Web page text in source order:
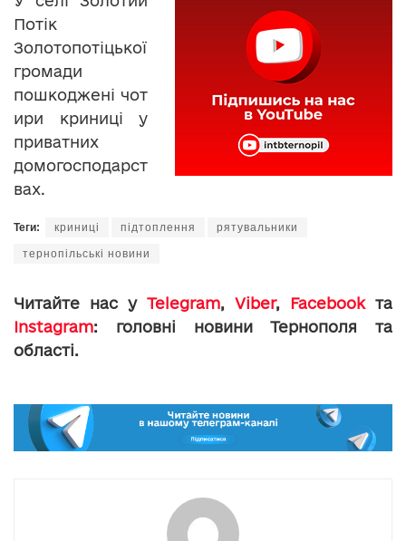
Потік
Золотопотіцької
громади
пошкоджені чот
ири криниці у
приватних
домогосподарст
вах.
Теги: криниці підтоплення рятувальники
тернопільські новини
Читайте нас у Telegram, Viber, Facebookта
Instagram: головні новини Тернополя та
області.